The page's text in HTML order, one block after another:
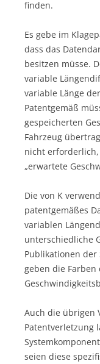
finden.
Es gebe im
dass das
besitzen müsse.
variable
variable Länge
Patentgemäß
gespeicherten
Fahrzeug
nicht
„erwartete
Die von K
patentgemäßes
variablen
unterschiedliche
Publikationen
geben die
Auch die übrigen
Patentverletzung
seien diese